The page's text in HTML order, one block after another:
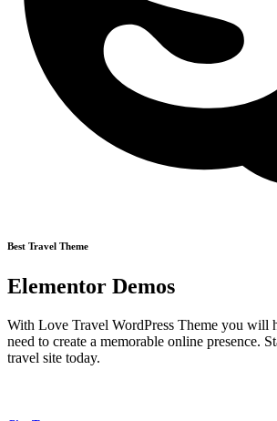
Best Travel Theme
Elementor Demos
With Love Travel WordPress Theme you will
need to create a memorable online presence.
travel site today.